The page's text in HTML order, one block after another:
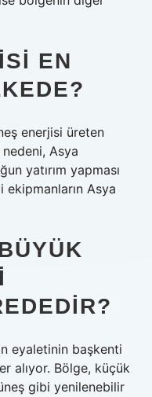
EN
enerjisi üreten
Asya
yatırım yapması
Asya
eyaletinin başkenti
alıyor. Bölge, küçük
gibi yenilenebilir